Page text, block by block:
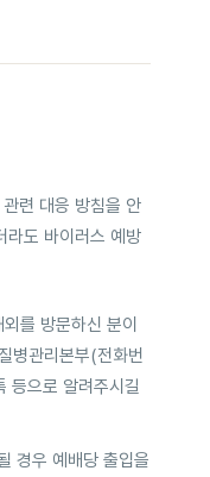
련 대응 방침을 안
라도 바이러스 예방
를 방문하신 분이
병관리본부(전화번
등으로 알려주시길
경우 예배당 출입을